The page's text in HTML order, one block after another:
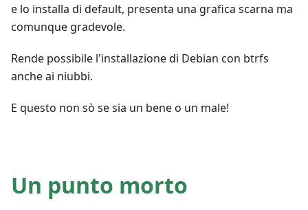
e lo installa di default, presenta una grafica scarna ma
comunque gradevole.
Rende possibile l'installazione di Debian con btrfs
anche ai niubbi.
E questo non sò se sia un bene o un male!
Un punto morto